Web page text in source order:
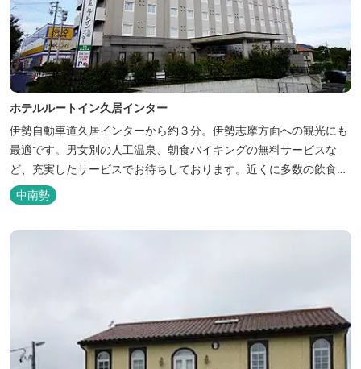
ホテルルートイン久居インター
伊勢自動車道久居インターから約３分。伊勢志摩方面への観光にも
最適です。男女別の人工温泉、朝食バイキングの無料サービスな
ど、充実したサービスでお待ちしております。近くに多数の飲食店
や物販店もあります。
中南勢